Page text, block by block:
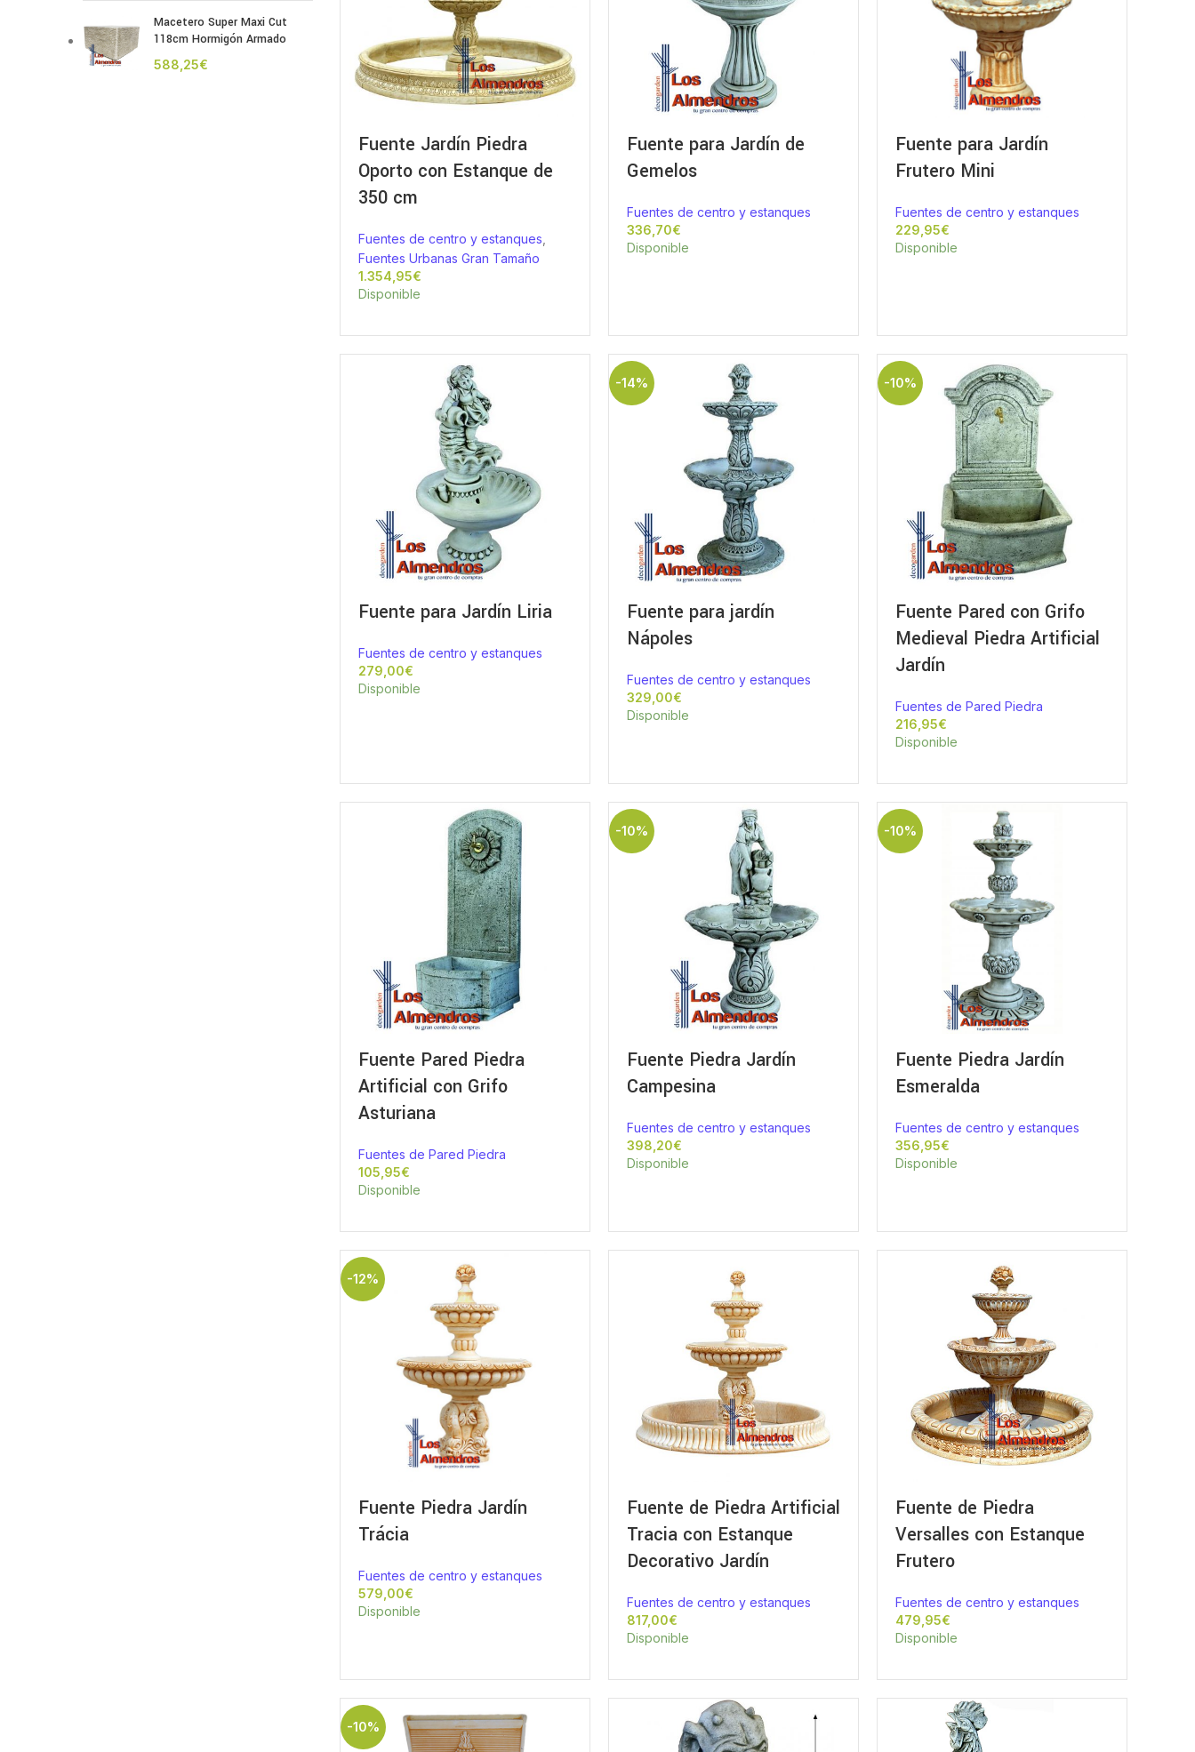
Macetero Super Maxi Cut
118cm Hormigón Armado
€
Fuente Jardín Piedra
Oporto con Estanque de
350 cm
Fuentes de centro y estanques
Fuentes Urbanas Gran Tamaño
€
Disponible
Fuente para Jardín de
Gemelos
Fuentes de centro y estanques
€
Disponible
Fuente para Jardín
Frutero Mini
Fuentes de centro y estanques
€
Disponible
Fuente para Jardín Liria
Fuentes de centro y estanques
€
Disponible
-14%
Fuente para jardín
Nápoles
Fuentes de centro y estanques
€
Disponible
-10%
Fuente Pared con Grifo
Medieval Piedra Artificial
Jardín
Fuentes de Pared Piedra
€
Disponible
Fuente Pared Piedra
Artificial con Grifo
Asturiana
Fuentes de Pared Piedra
€
Disponible
-10%
Fuente Piedra Jardín
Campesina
Fuentes de centro y estanques
€
Disponible
-10%
Fuente Piedra Jardín
Esmeralda
Fuentes de centro y estanques
€
Disponible
-12%
Fuente Piedra Jardín
Trácia
Fuentes de centro y estanques
€
Disponible
Fuente de Piedra Artificial
Tracia con Estanque
Decorativo Jardín
Fuentes de centro y estanques
€
Disponible
Fuente de Piedra
Versalles con Estanque
Frutero
Fuentes de centro y estanques
€
Disponible
-10%